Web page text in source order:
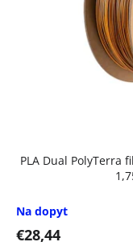
PLA Dual PolyTerra
Na dopyt
€28,44